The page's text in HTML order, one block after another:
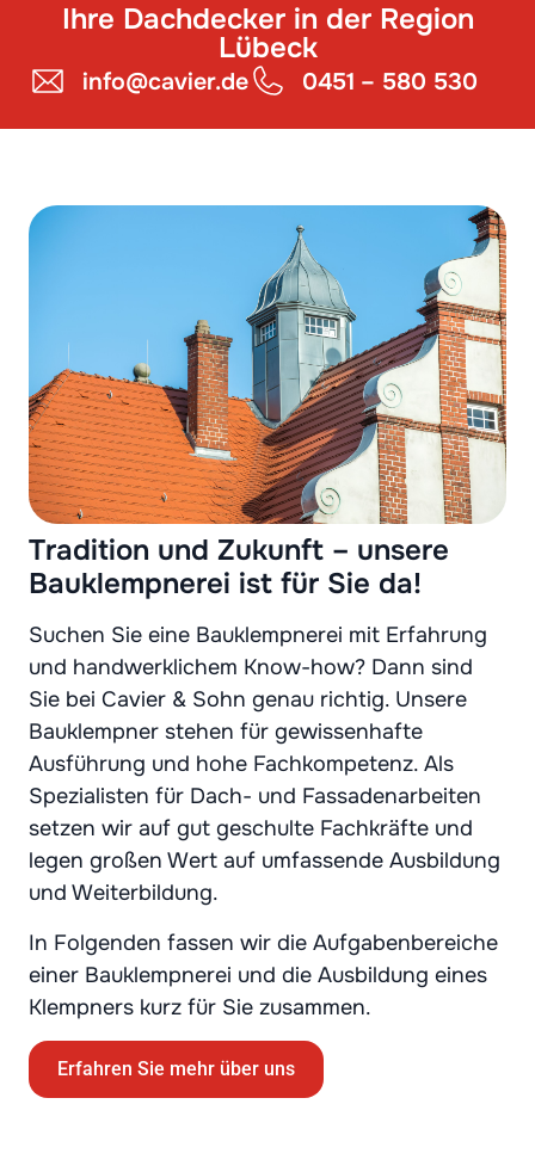
Ihre Dachdecker in der Region
Lübeck
info@cavier.de 0451 – 580 530
Tradition und Zukunft – unsere
Bauklempnerei ist für Sie da!
Suchen Sie eine Bauklempnerei mit Erfahrung
und handwerklichem Know-how? Dann sind
Sie bei Cavier & Sohn genau richtig. Unsere
Bauklempner stehen für gewissenhafte
Ausführung und hohe Fachkompetenz. Als
Spezialisten für Dach- und Fassadenarbeiten
setzen wir auf gut geschulte Fachkräfte und
legen großen Wert auf umfassende Ausbildung
und Weiterbildung.
In Folgenden fassen wir die Aufgabenbereiche
einer Bauklempnerei und die Ausbildung eines
Klempners kurz für Sie zusammen.
Erfahren Sie mehr über uns